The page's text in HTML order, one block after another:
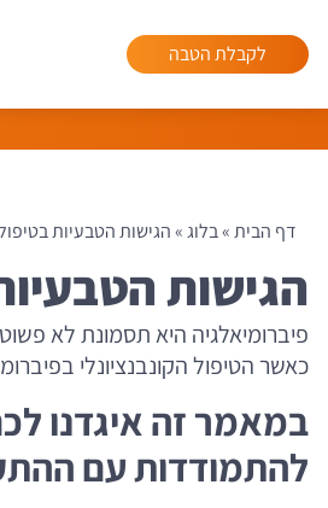
לקבלת הטבה
דף הבית»בלוג»הגישות הטבעיות
הגישות
פיברומיאלגיה היא תסמונת לא
כאשר הטיפול הקונבנציונלי
להתמודדות עם